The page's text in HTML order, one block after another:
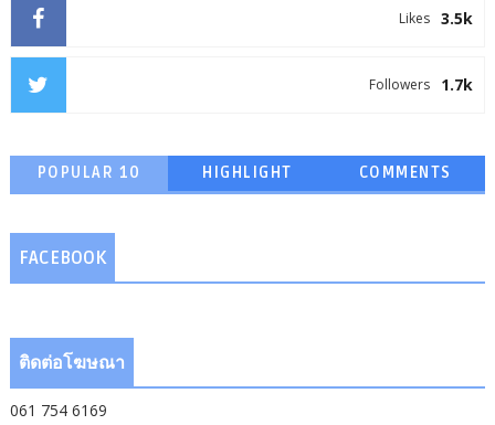
3.5k
Likes
1.7k
Followers
POPULAR 10 HIGHLIGHT COMMENTS
FACEBOOK
ติดต่อโฆษณา
061 754 6169